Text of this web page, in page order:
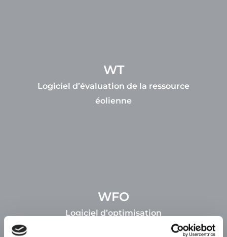
WT
Logiciel d’évaluation de la ressource
éolienne
WFO
Logiciel d’optimisation